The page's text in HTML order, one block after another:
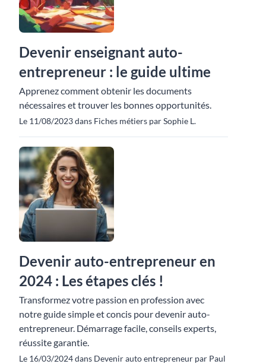
Devenir enseignant auto-
entrepreneur : le guide ultime
Apprenez comment obtenir les documents
nécessaires et trouver les bonnes opportunités.
Le 11/08/2023 dans Fiches métiers par Sophie L.
Devenir auto-entrepreneur en
2024 : Les étapes clés !
Transformez votre passion en profession avec
notre guide simple et concis pour devenir auto-
entrepreneur. Démarrage facile, conseils experts,
réussite garantie.
Le 16/03/2024 dans Devenir auto entrepreneur par Paul